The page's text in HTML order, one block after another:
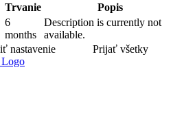
Trvanie
Popis
6
months
Description is currently not
available.
nastavenie
Prijať všetky